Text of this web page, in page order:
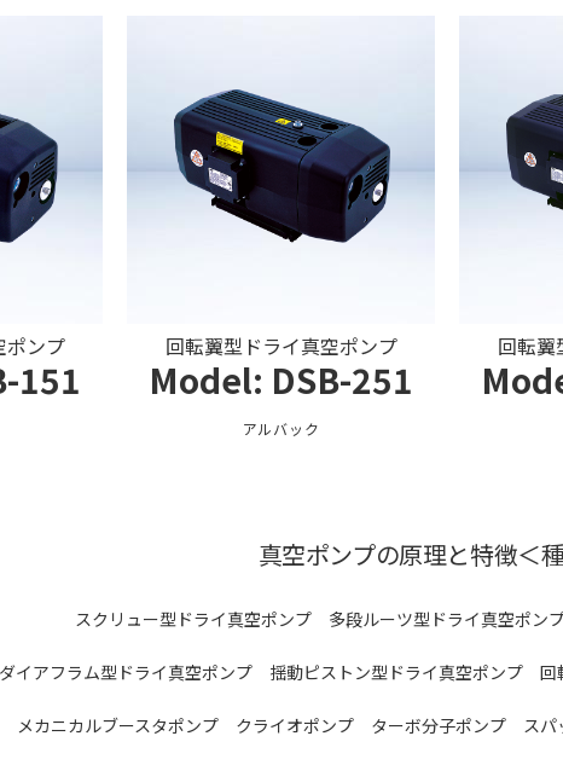
ポンプ
151
回転翼型ドライ真空ポンプ
Model: DSB-251
アルバック
回転翼
真空ポンプの原理と特徴＜
スクリュー型ドライ真空ポンプ 多段ルーツ型ドライ真空ポン
ダイアフラム型ドライ真空ポンプ 揺動ピストン型ドライ真空ポンプ 回
メカニカルブースタポンプ クライオポンプ ターボ分子ポンプ スパ